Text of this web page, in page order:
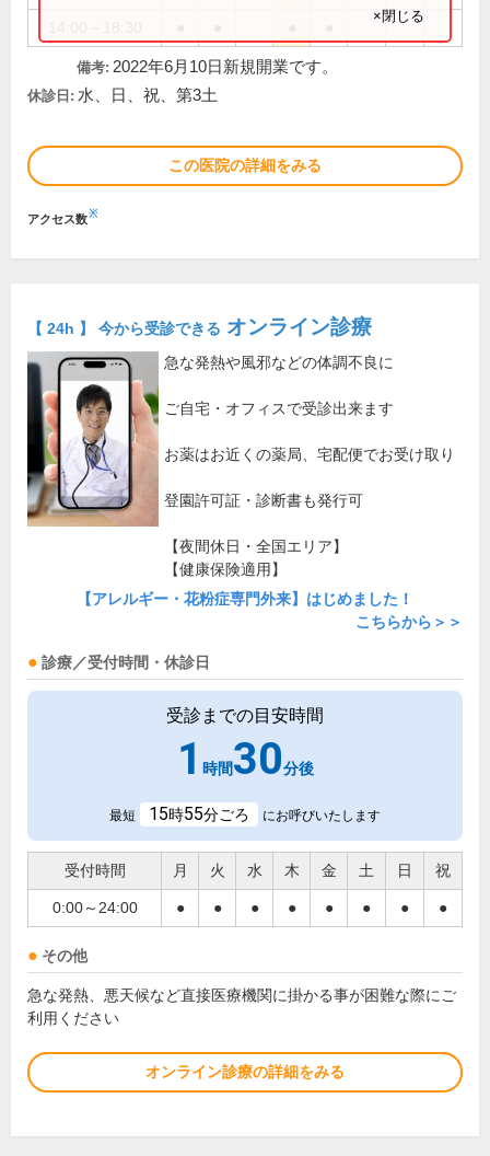
×閉じる
備考: 2022年6月10日新規開業です。
休診日: 水、日、祝、第3土
この医院の詳細をみる
アクセス数※
【 24h 】 今から受診できる オンライン診療
急な発熱や風邪などの体調不良に
ご自宅・オフィスで受診出来ます
お薬はお近くの薬局、宅配便でお受け取り
登園許可証・診断書も発行可
【夜間休日・全国エリア】
【健康保険適用】
【アレルギー・花粉症専門外来】はじめました！
こちらから＞＞
診療／受付時間・休診日
受診までの目安時間
1 時間30分後
最短 15時55分ごろ にお呼びいたします
受付時間 月 火 水 木 金 土 日 祝
0:00～24:00 ● ● ● ● ● ● ● ●
その他
急な発熱、悪天候など直接医療機関に掛かる事が困難な際にご
利用ください
オンライン診療の詳細をみる